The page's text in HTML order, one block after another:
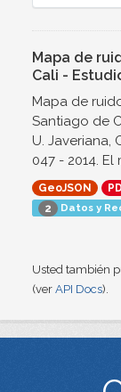
Mapa de
Cali -
Mapa de
Santiago de
U. Javeriana,
047 - 2014.
GeoJSON
2 Datos y
Usted también
(ver API Docs).